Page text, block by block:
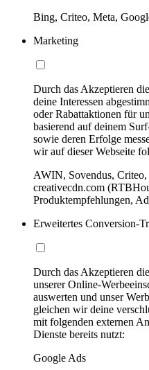
Bing, Criteo, Meta,
Marketing
Durch das Akzeptieren
deine Interessen
oder Rabattaktionen für
basierend auf deinem
sowie deren Erfolge
wir auf dieser Webseite
AWIN, Sovendus,
creativecdn.com
Produktempfehlungen,
Erweitertes Conversion-
Durch das Akzeptieren
unserer Online-
auswerten und unser
gleichen wir deine
mit folgenden externen
Dienste bereits nutzt:
Google Ads